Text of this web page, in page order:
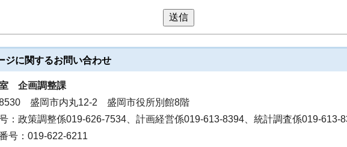
送信
ジに関するお問い合わせ
室 企画調整課
盛岡市内丸12-2 盛岡市役所別館8階
：政策調整係019-626-7534、計画経営係019-613-8394、統計調査係019-
号：019-622-6211